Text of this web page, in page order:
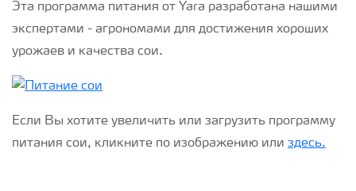
Хранение удобрений и их безопасность
Эта программа питания от Yara разработана нашими
экспертами - агрономами для достижения хороших
урожаев и качества сои.
Если Вы хотите увеличить или загрузить программу
питания сои, кликните по изображению или здесь.